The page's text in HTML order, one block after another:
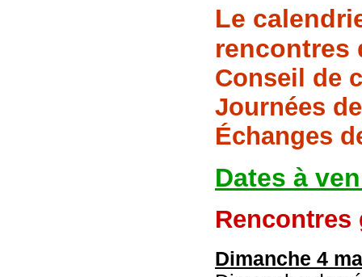
Le
rencontres
Conseil de
Journées
Échanges
Dates à
Rencontres
Dimanche 4